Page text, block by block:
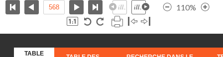
110%
TABLE